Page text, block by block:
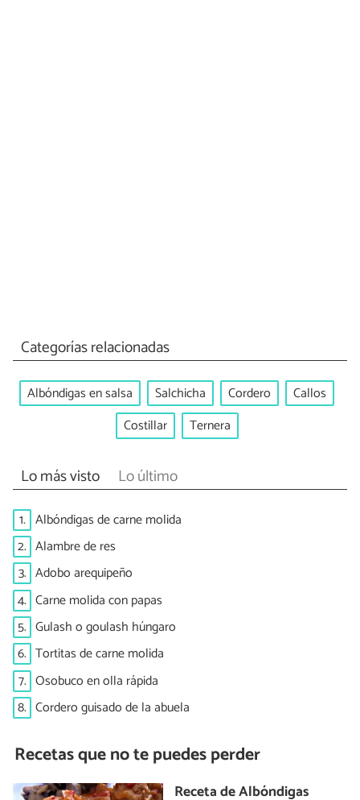
Categorías relacionadas
Albóndigas en salsa Salchicha Cordero
Callos
Costillar
Ternera
Lo más visto Lo último
1. Albóndigas de carne molida
2. Alambre de res
3. Adobo arequipeño
4. Carne molida con papas
5. Gulash o goulash húngaro
6. Tortitas de carne molida
7. Osobuco en olla rápida
8. Cordero guisado de la abuela
Recetas que no te puedes perder
Receta de Albóndigas